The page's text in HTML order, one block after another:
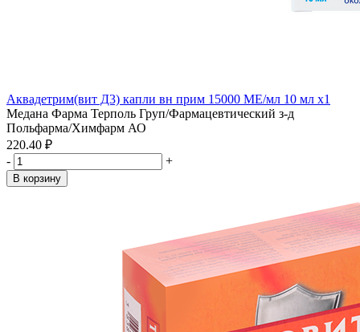
Аквадетрим(вит Д3) капли вн прим 15000 МЕ/мл 10 мл x1
Медана Фарма Терполь Груп/Фармацевтический з-д
Польфарма/Химфарм АО
220.40 ₽
-
+
В корзину